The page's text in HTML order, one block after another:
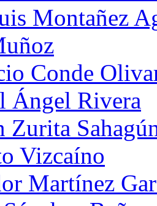
Montañez
Conde
Ángel Rivera
Zurita
Vizcaíno
Martínez